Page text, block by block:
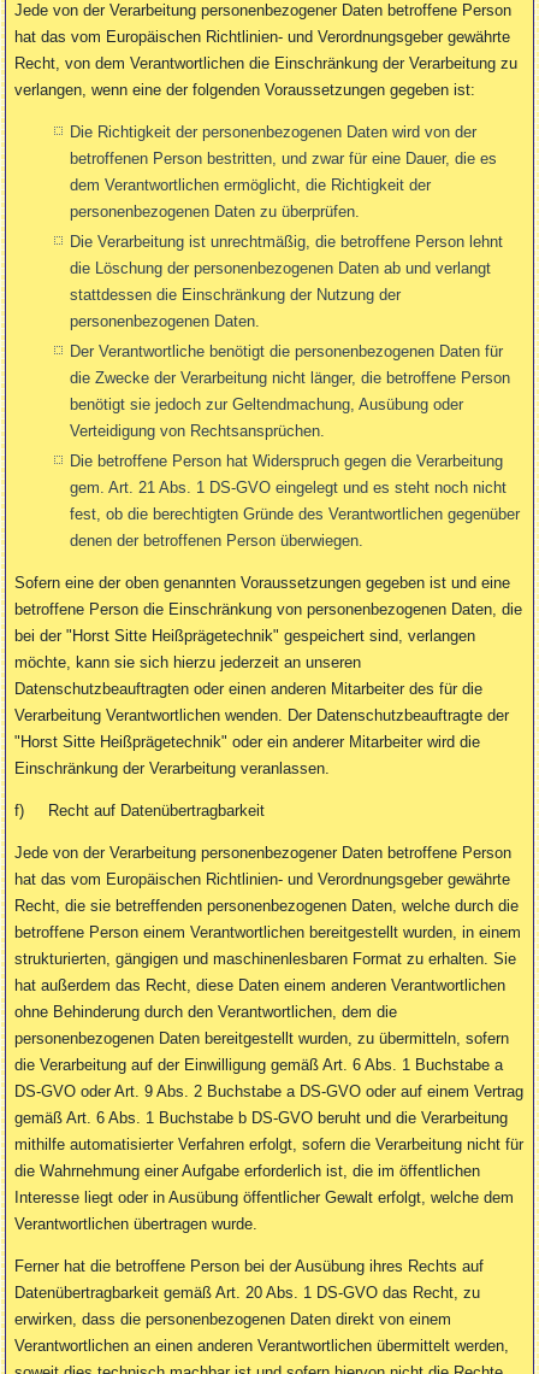
Jede von der Verarbeitung personenbezogener Daten betroffene Person
hat das vom Europäischen Richtlinien- und Verordnungsgeber gewährte
Recht, von dem Verantwortlichen die Einschränkung der Verarbeitung zu
verlangen, wenn eine der folgenden Voraussetzungen gegeben ist:
Die Richtigkeit der personenbezogenen Daten wird von der
betroffenen Person bestritten, und zwar für eine Dauer, die es
dem Verantwortlichen ermöglicht, die Richtigkeit der
personenbezogenen Daten zu überprüfen.
Die Verarbeitung ist unrechtmäßig, die betroffene Person lehnt
die Löschung der personenbezogenen Daten ab und verlangt
stattdessen die Einschränkung der Nutzung der
personenbezogenen Daten.
Der Verantwortliche benötigt die personenbezogenen Daten für
die Zwecke der Verarbeitung nicht länger, die betroffene Person
benötigt sie jedoch zur Geltendmachung, Ausübung oder
Verteidigung von Rechtsansprüchen.
Die betroffene Person hat Widerspruch gegen die Verarbeitung
gem. Art. 21 Abs. 1 DS-GVO eingelegt und es steht noch nicht
fest, ob die berechtigten Gründe des Verantwortlichen gegenüber
denen der betroffenen Person überwiegen.
Sofern eine der oben genannten Voraussetzungen gegeben ist und eine
betroffene Person die Einschränkung von personenbezogenen Daten, die
bei der "Horst Sitte Heißprägetechnik" gespeichert sind, verlangen
möchte, kann sie sich hierzu jederzeit an unseren
Datenschutzbeauftragten oder einen anderen Mitarbeiter des für die
Verarbeitung Verantwortlichen wenden. Der Datenschutzbeauftragte der
"Horst Sitte Heißprägetechnik" oder ein anderer Mitarbeiter wird die
Einschränkung der Verarbeitung veranlassen.
f) Recht auf Datenübertragbarkeit
Jede von der Verarbeitung personenbezogener Daten betroffene Person
hat das vom Europäischen Richtlinien- und Verordnungsgeber gewährte
Recht, die sie betreffenden personenbezogenen Daten, welche durch die
betroffene Person einem Verantwortlichen bereitgestellt wurden, in einem
strukturierten, gängigen und maschinenlesbaren Format zu erhalten. Sie
hat außerdem das Recht, diese Daten einem anderen Verantwortlichen
ohne Behinderung durch den Verantwortlichen, dem die
personenbezogenen Daten bereitgestellt wurden, zu übermitteln, sofern
die Verarbeitung auf der Einwilligung gemäß Art. 6 Abs. 1 Buchstabe a
DS-GVO oder Art. 9 Abs. 2 Buchstabe a DS-GVO oder auf einem Vertrag
gemäß Art. 6 Abs. 1 Buchstabe b DS-GVO beruht und die Verarbeitung
mithilfe automatisierter Verfahren erfolgt, sofern die Verarbeitung nicht für
die Wahrnehmung einer Aufgabe erforderlich ist, die im öffentlichen
Interesse liegt oder in Ausübung öffentlicher Gewalt erfolgt, welche dem
Verantwortlichen übertragen wurde.
Ferner hat die betroffene Person bei der Ausübung ihres Rechts auf
Datenübertragbarkeit gemäß Art. 20 Abs. 1 DS-GVO das Recht, zu
erwirken, dass die personenbezogenen Daten direkt von einem
Verantwortlichen an einen anderen Verantwortlichen übermittelt werden,